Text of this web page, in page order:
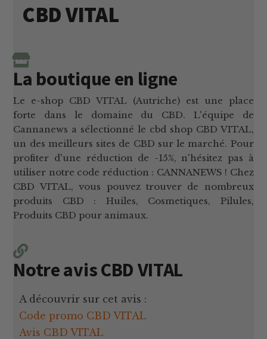
CBD VITAL
La boutique en ligne
Le e-shop CBD VITAL (Autriche) est une place
forte dans le domaine du CBD. L'équipe de
Cannanews a sélectionné le cbd shop CBD VITAL,
un des meilleurs sites de CBD sur le marché. Pour
profiter d'une réduction de -15%, n'hésitez pas à
utiliser notre code réduction : CANNANEWS ! Chez
CBD VITAL, vous pouvez trouver de nombreux
produits CBD : Huiles, Cosmetiques, Pilules,
Produits CBD pour animaux.
Notre avis CBD VITAL
A découvrir sur cet avis :
Code promo CBD VITAL
Avis CBD VITAL